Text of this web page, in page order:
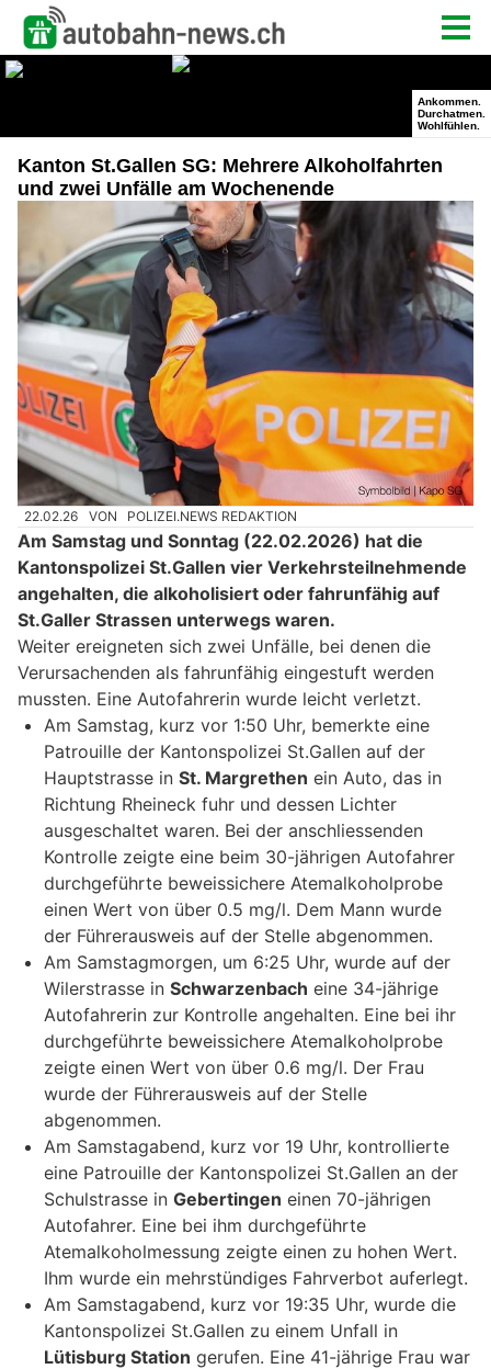
Kanton St.Gallen SG: Mehrere Alkoholfahrten
und zwei Unfälle am Wochenende
22.02.26 VON POLIZEI.NEWS REDAKTION
Am Samstag und Sonntag (22.02.2026) hat die
Kantonspolizei St.Gallen vier Verkehrsteilnehmende
angehalten, die alkoholisiert oder fahrunfähig auf
St.Galler Strassen unterwegs waren.
Weiter ereigneten sich zwei Unfälle, bei denen die
Verursachenden als fahrunfähig eingestuft werden
mussten. Eine Autofahrerin wurde leicht verletzt.
Am Samstag, kurz vor 1:50 Uhr, bemerkte eine
Patrouille der Kantonspolizei St.Gallen auf der
Hauptstrasse in St. Margrethen ein Auto, das in
Richtung Rheineck fuhr und dessen Lichter
ausgeschaltet waren. Bei der anschliessenden
Kontrolle zeigte eine beim 30-jährigen Autofahrer
durchgeführte beweissichere Atemalkoholprobe
einen Wert von über 0.5 mg/l. Dem Mann wurde
der Führerausweis auf der Stelle abgenommen.
Am Samstagmorgen, um 6:25 Uhr, wurde auf der
Wilerstrasse in Schwarzenbach eine 34-jährige
Autofahrerin zur Kontrolle angehalten. Eine bei ihr
durchgeführte beweissichere Atemalkoholprobe
zeigte einen Wert von über 0.6 mg/l. Der Frau
wurde der Führerausweis auf der Stelle
abgenommen.
Am Samstagabend, kurz vor 19 Uhr, kontrollierte
eine Patrouille der Kantonspolizei St.Gallen an der
Schulstrasse in Gebertingen einen 70-jährigen
Autofahrer. Eine bei ihm durchgeführte
Atemalkoholmessung zeigte einen zu hohen Wert.
Ihm wurde ein mehrstündiges Fahrverbot auferlegt.
Am Samstagabend, kurz vor 19:35 Uhr, wurde die
Kantonspolizei St.Gallen zu einem Unfall in
Lütisburg Station gerufen. Eine 41-jährige Frau war